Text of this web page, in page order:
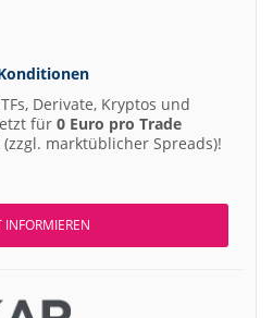
Derivate, Kryptos und
für 0 Euro pro Trade
marktüblicher Spreads)!
INFORMIEREN